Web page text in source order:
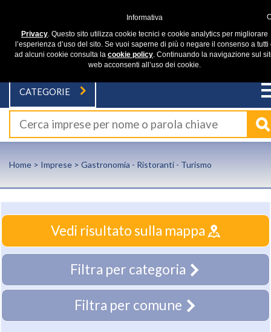
CATEGORIE
Home > Imprese > Gastronomia - Ristoranti - Turismo
Vedi risultato sulla mappa
Filtra per categoria
Filtra per comune
Informativa
Privacy. Questo sito utilizza cookie tecnici e cookie analytics per migliorare
l’esperienza d’uso del sito. Se vuoi saperne di più o negare il consenso a tutti
ad alcuni cookie consulta la cookie policy. Continuando la navigazione sul
web acconsenti all’uso dei cookie.